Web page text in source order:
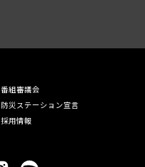
番組審議会
防災ステーション宣言
採用情報